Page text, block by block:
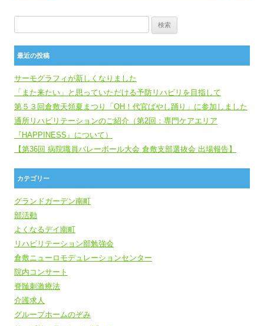
最近の投稿
サーモグラフィが新しくなりました
「また来たい」と思っていただける予防リハビリを目指して
第５３回倉敷天領夏まつり「OH！代官ばやし踊り」に参加しました
通所リハビリテーションのご紹介（第2回：専門ケアエリア
『HAPPINESS』について）
【第36回 病院職員バレーボール大会 倉敷支部選抜会 出場報告】
カテゴリー
グランドガーデン南町
部活動
よくなるデイ南町
リハビリテーション部勉強会
倉敷ニューロモデュレーションセンター
院内コンサート
脊髄刺激療法
介護求人
グループホームのぞみ